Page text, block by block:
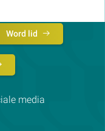
Word lid
media